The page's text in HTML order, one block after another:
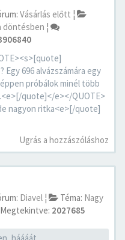
Vásárlás előtt ¦
döntésben ¦
696 alvázszámára egy
próbálok minél több
quote]</e></QUOTE>
nagyon ritka<e>[/quote]
Ugrás a hozzászóláshoz
Diavel ¦ Téma: Nagy
Megtekintve: 2027685
háááát.